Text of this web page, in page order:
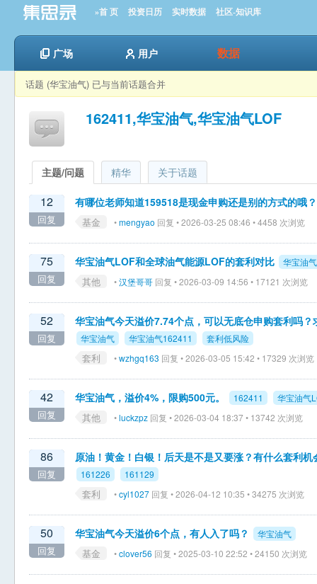
»首 页 投资日历 实时数据 社区-知识库
广场 用户 数据
话题 (华宝油气) 已与当前话题合并
162411,华宝油气,华宝油气LOF
主题/问题 精华 关于话题
12
回复
有哪位老师知道159518是现金申购还是别的方式的哦？
基金 •mengyao 回复 • 2026-03-25 08:46 • 4458 次浏览
75
回复
华宝油气LOF和全球油气能源LOF的套利对比 华宝油气
其他 •汉堡哥哥 回复 • 2026-03-09 14:56 • 17121 次浏览
52
回复
华宝油气今天溢价7.74个点，可以无底仓申购套利吗？
华宝油气 华宝油气162411 套利低风险
套利 •wzhgq163 回复 • 2026-03-05 15:42 • 17329 次浏览
42
回复
华宝油气，溢价4%，限购500元。 162411 华宝油气
其他 •luckzpz 回复 • 2026-03-04 18:37 • 13742 次浏览
86
回复
原油！黄金！白银！后天是不是又要涨？有什么套利机
161226 161129
套利 •cyl1027 回复 • 2026-04-12 10:35 • 34275 次浏览
50
回复
华宝油气今天溢价6个点，有人入了吗？ 华宝油气
基金 •clover56 回复 • 2025-03-10 22:52 • 24150 次浏览